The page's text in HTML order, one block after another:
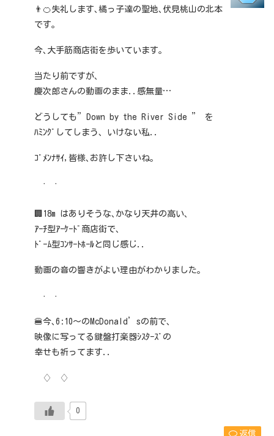
👨🍊失礼します､橘っ子達の聖地､伏見桃山の北本
です｡
今､大手筋商店街を歩いています｡
当たり前ですが､
慶次郎さんの動画のまま..感無量…
どうしても”Down by the River Side ” を
ﾊﾐﾝｸﾞしてしまう、いけない私..
ｺﾞﾒﾝﾅｻｲ,皆様､お許し下さいね｡
· ·
🏢18m はありそうな､かなり天井の高い､
ｱｰﾁ型ｱｰｹｰﾄﾞ商店街で､
ﾄﾞｰﾑ型ｺﾝｻｰﾄﾎｰﾙと同じ感じ..
動画の音の響きがよい理由がわかりました｡
· ·
🍔今､6:10～のMcDonald’sの前で､
映像に写ってる鍵盤打楽器ｼｽﾀｰｽﾞの
幸せも祈ってます..
♢ ♢
0
返信